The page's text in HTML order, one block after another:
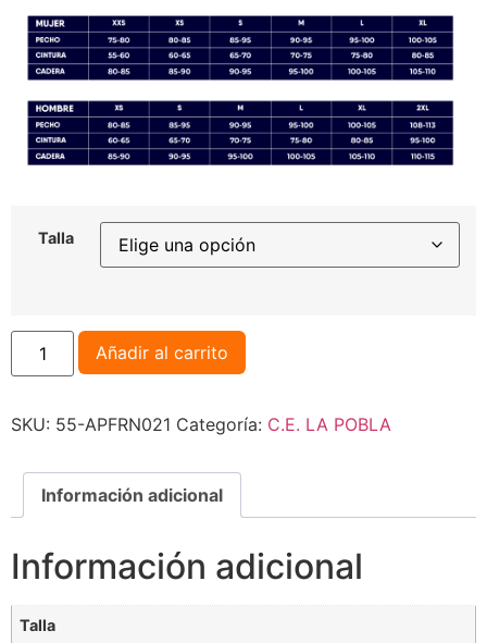
Talla
Añadir al carrito
SKU: 55-APFRN021 Categoría: C.E. LA POBLA
Información adicional
Información adicional
Talla